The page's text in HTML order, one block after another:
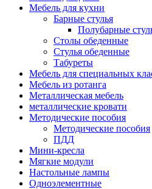
Мебель для кухни
Барные стулья
Полубарные
Столы обеденные
Стулья обеденные
Табуреты
Мебель для специальных
Мебель из ротанга
Металлическая мебель
металлические кровати
Методические пособия
Методические пособия
ПДД
Мини-кресла
Мягкие модули
Настольные лампы
Одноэлементные